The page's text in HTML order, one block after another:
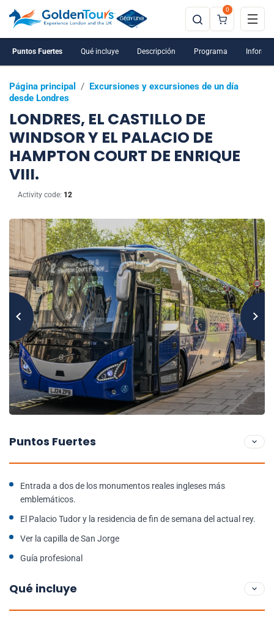
0
Página principal / Excursiones y excursiones de un día
desde Londres
LONDRES, EL CASTILLO DE
WINDSOR Y EL PALACIO DE
HAMPTON COURT DE ENRIQUE
VIII.
Activity code: 12
Puntos Fuertes Qué incluye Descripción Programa
Puntos Fuertes
Entrada a dos de los monumentos reales ingleses más
emblemáticos.
El Palacio Tudor y la residencia de fin de semana del actual rey.
Ver la capilla de San Jorge
Guía profesional
Qué incluye